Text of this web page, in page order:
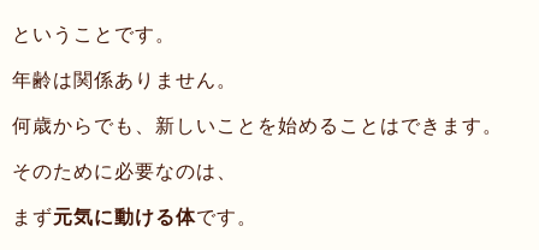
ということです。
年齢は関係ありません。
何歳からでも、新しいことを始めることはできます。
そのために必要なのは、
まず元気に動ける体です。